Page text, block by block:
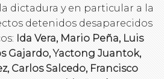
dictadura y en particular a la
detenidos desaparecidos
Ida Vera, Mario Peña, Luis
Gajardo, Yactong Juantok,
Carlos Salcedo, Francisco